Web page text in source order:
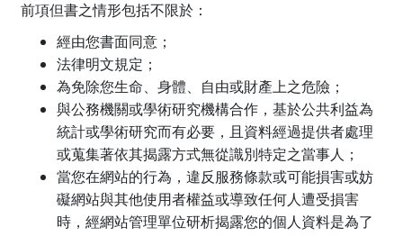
前項但書之情形包括不限於：
經由您書面同意；
法律明文規定；
為免除您生命、身體、自由或財產上之危險；
與公務機關或學術研究機構合作，基於公共利益為
統計或學術研究而有必要，且資料經過提供者處理
或蒐集著依其揭露方式無從識別特定之當事人；
當您在網站的行為，違反服務條款或可能損害或妨
礙網站與其他使用者權益或導致任何人遭受損害
時，經網站管理單位研析揭露您的個人資料是為了